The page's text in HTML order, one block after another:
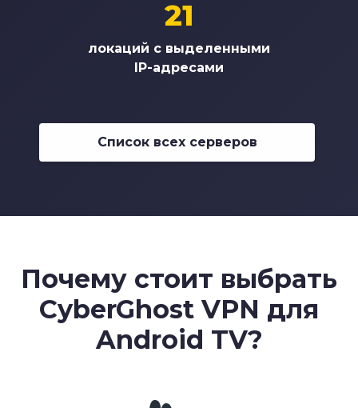
локаций с выделенными
IP-адресами
21
Список всех серверов
Почему стоит выбрать
CyberGhost VPN для
Android TV?